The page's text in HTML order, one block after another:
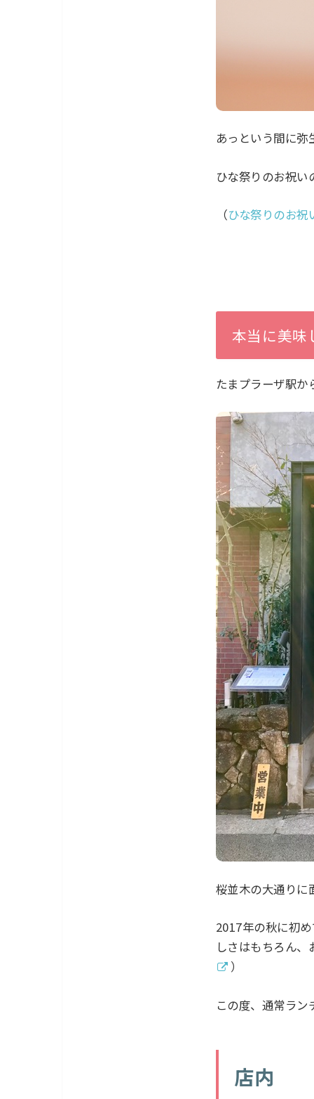
あっという間に
ひな祭りのお祝
（ひな祭りのお祝
本当に美味
たまプラーザ駅か
桜並木の大通りに
2017年の秋に初
しさはもちろん
）
この度、通常ラ
店内